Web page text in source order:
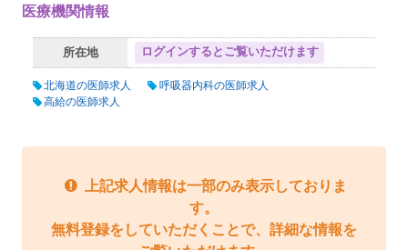
医療機関情報
所在地 ログインするとご覧いただけます
北海道の医師求人
呼吸器内科の医師求人
高給の医師求人
上記求人情報は一部のみ表示しておりま
す。
無料登録をしていただくことで、詳細な情報を